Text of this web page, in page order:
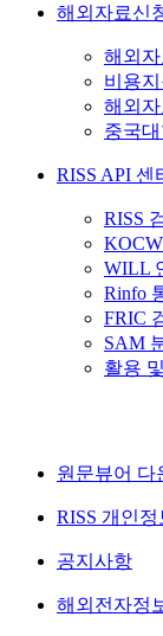
해외자료신
해외
비용
해외
중국
RISS API 센
RISS
WILL
Rinfo
FRIC
SAM
활용
원문뷰어 다
RISS 개인정
공지사항
해외전자정